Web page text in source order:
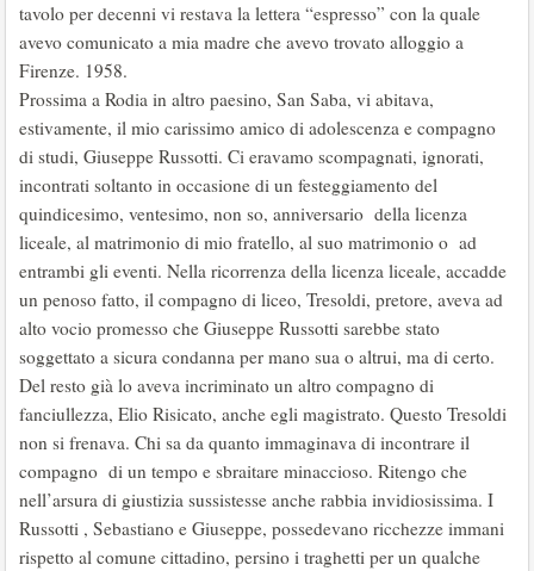
tavolo per decenni vi restava la lettera “espresso” con la quale
avevo comunicato a mia madre che avevo trovato alloggio a
Firenze. 1958.
Prossima a Rodia in altro paesino, San Saba, vi abitava,
estivamente, il mio carissimo amico di adolescenza e compagno
di studi, Giuseppe Russotti. Ci eravamo scompagnati, ignorati,
incontrati soltanto in occasione di un festeggiamento del
quindicesimo, ventesimo, non so, anniversario della licenza
liceale, al matrimonio di mio fratello, al suo matrimonio o ad
entrambi gli eventi. Nella ricorrenza della licenza liceale, accadde
un penoso fatto, il compagno di liceo, Tresoldi, pretore, aveva ad
alto vocio promesso che Giuseppe Russotti sarebbe stato
soggettato a sicura condanna per mano sua o altrui, ma di certo.
Del resto già lo aveva incriminato un altro compagno di
fanciullezza, Elio Risicato, anche egli magistrato. Questo Tresoldi
non si frenava. Chi sa da quanto immaginava di incontrare il
compagno di un tempo e sbraitare minaccioso. Ritengo che
nell’arsura di giustizia sussistesse anche rabbia invidiosissima. I
Russotti , Sebastiano e Giuseppe, possedevano ricchezze immani
rispetto al comune cittadino, persino i traghetti per un qualche